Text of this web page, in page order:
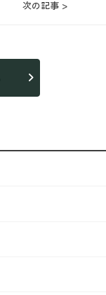
次の記事 >